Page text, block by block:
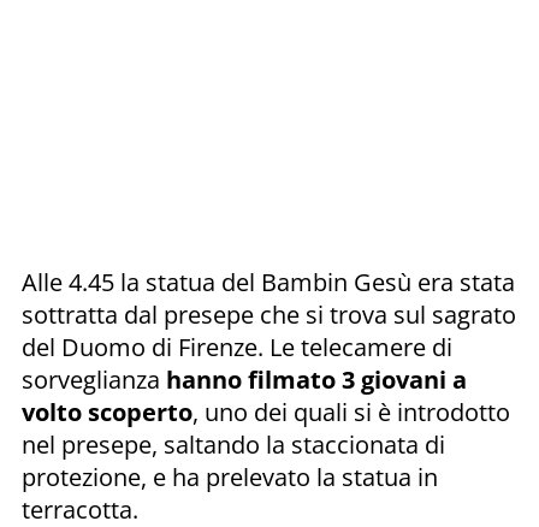
Alle 4.45 la statua del Bambin Gesù era stata
sottratta dal presepe che si trova sul sagrato
del Duomo di Firenze. Le telecamere di
sorveglianza hanno filmato 3 giovani a
volto scoperto, uno dei quali si è introdotto
nel presepe, saltando la staccionata di
protezione, e ha prelevato la statua in
terracotta.